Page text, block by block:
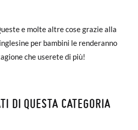
e molte altre cose grazie alla
per bambini le renderanno
che userete di più!
DI QUESTA CATEGORIA